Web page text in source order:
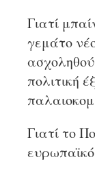
Γιατί
γεμάτο
πολιτική
Γιατί το